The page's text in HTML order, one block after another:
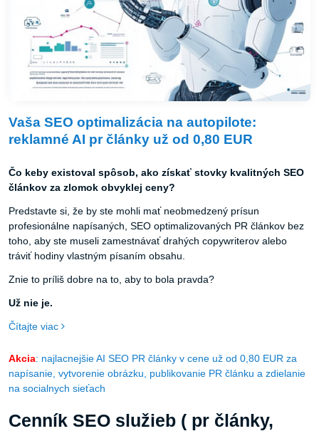
Vaša SEO optimalizácia na autopilote:
reklamné AI pr články už od 0,80 EUR
Čo keby existoval spôsob, ako získať stovky kvalitných SEO
článkov za zlomok obvyklej ceny?
Predstavte si, že by ste mohli mať neobmedzený prísun
profesionálne napísaných, SEO optimalizovaných PR článkov bez
toho, aby ste museli zamestnávať drahých copywriterov alebo
tráviť hodiny vlastným písaním obsahu.
Znie to príliš dobre na to, aby to bola pravda?
Už nie je.
Čítajte viac
Akcia: najlacnejšie AI SEO PR články v cene už od 0,80 EUR za
napísanie, vytvorenie obrázku, publikovanie PR článku a zdielanie
na socialnych sieťach
Cenník SEO služieb ( pr články,